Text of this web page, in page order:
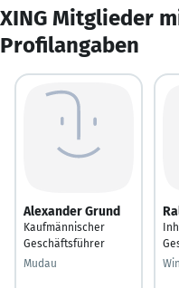
XING Mitglieder
Profilangaben
Alexander Grund
Kaufmännischer
Geschäftsführer
Mudau